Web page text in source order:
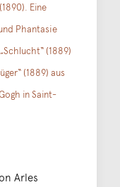
Eine
Phantasie
(1889)
(1889) aus
in Saint-
Arles